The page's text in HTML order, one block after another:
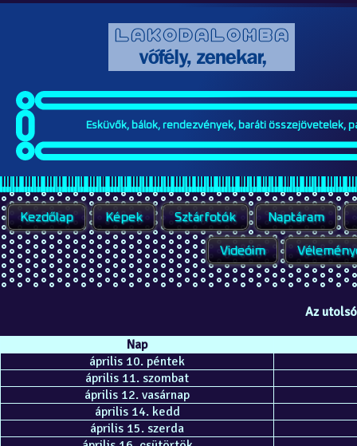
Esküvők, bálok, rendezvények, baráti összejövetelek,
Kezdőlap Képek Sztárfotók Naptáram
Videóim
Az
Nap
április 10. péntek
április 11. szombat
április 12. vasárnap
április 14. kedd
április 15. szerda